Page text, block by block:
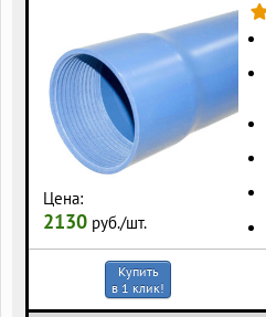
Цена:
2130 руб./шт.
Купить
в 1 клик!